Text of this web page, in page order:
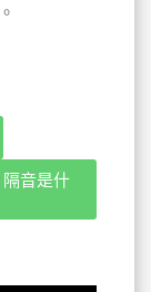
音是什